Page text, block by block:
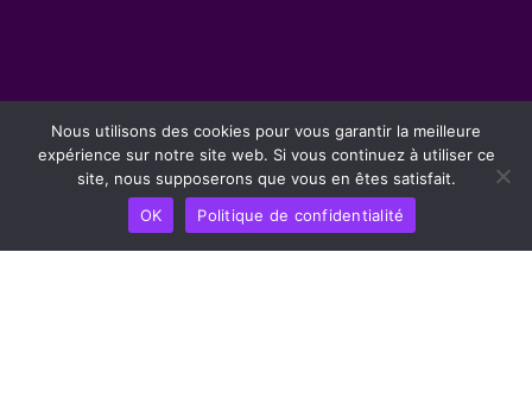
Nous utilisons des cookies pour vous garantir la meilleure
expérience sur notre site web. Si vous continuez à utiliser ce
site, nous supposerons que vous en êtes satisfait.
OK
Politique de confidentialité